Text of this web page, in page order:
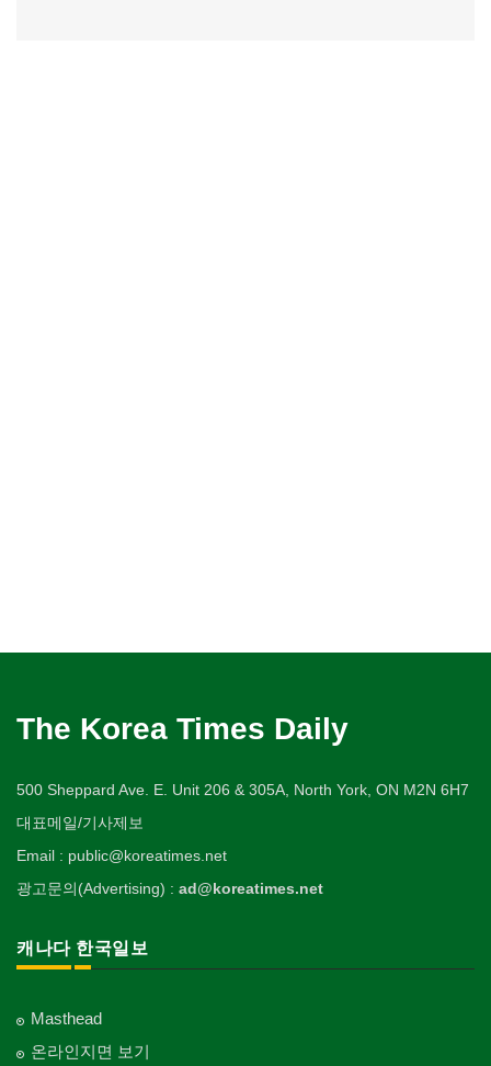
The Korea Times Daily
500 Sheppard Ave. E. Unit 206 & 305A, North York, ON M2N 6H7
대표메일/기사제보
Email : public@koreatimes.net
광고문의(Advertising) : ad@koreatimes.net
캐나다 한국일보
Masthead
온라인지면 보기